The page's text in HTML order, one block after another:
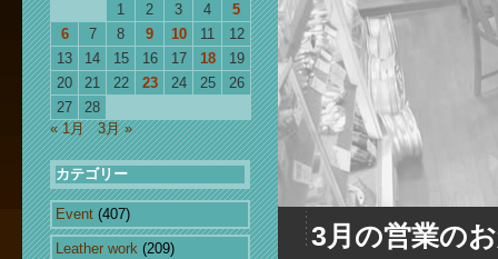
1 2 3 4
5
6
7 8 9 10 11
12
13
14 15 16 17 18
19
20
21 22 23 24 25
26
27
28
« 1月
3月 »
カテゴリー
Event (407)
Leather work (209) 3月の営業の